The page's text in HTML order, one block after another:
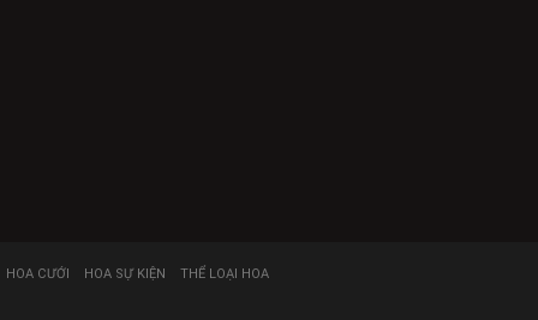
HOA CƯỚI HOA SỰ KIỆN THỂ LOẠI HOA